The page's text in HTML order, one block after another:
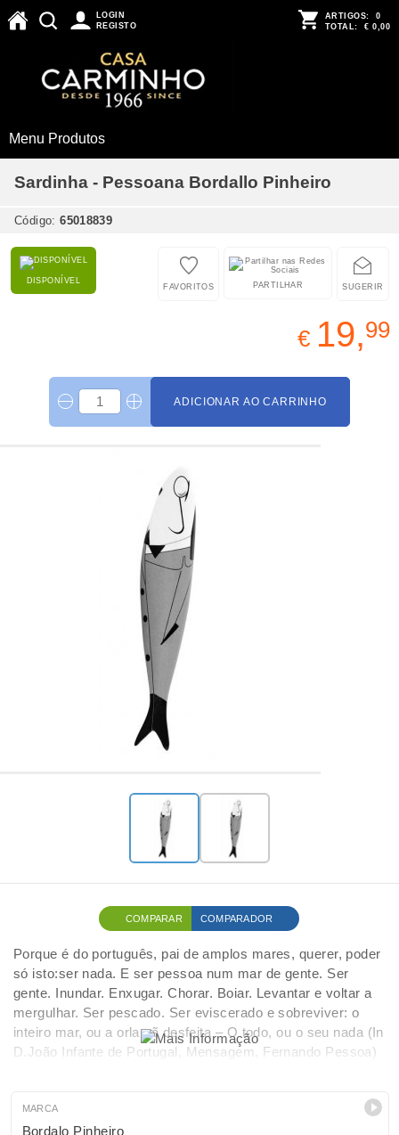
LOGIN
REGISTO
ARTIGOS: 0
TOTAL: € 0,00
Menu Produtos
Sardinha - Pessoana Bordallo Pinheiro
Código:65018839
DISPONÍVEL
SUGERIR
PARTILHAR
FAVORITOS
€ 19,99
ADICIONAR AO CARRINHO
COMPARAR COMPARADOR
Porque é do português, pai de amplos mares, querer, poder
só isto:ser nada. E ser pessoa num mar de gente. Ser
gente. Inundar. Enxugar. Chorar. Boiar. Levantar e voltar a
mergulhar. Ser pescado. Ser eviscerado e sobreviver: o
inteiro mar, ou a orla vã desfeita – O todo, ou o seu nada (In
D.João Infante de Portugal, Mensagem, Fernando Pessoa)
MARCA
Bordalo Pinheiro